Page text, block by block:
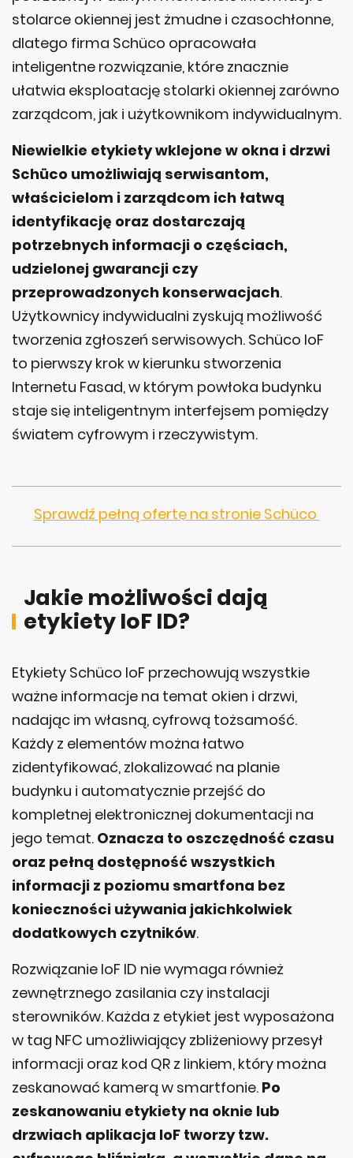
stolarce okiennej jest żmudne i czasochłonne,
dlatego firma Schüco opracowała
inteligentne rozwiązanie, które znacznie
ułatwia eksploatację stolarki okiennej zarówno
zarządcom, jak i użytkownikom indywidualnym.
Niewielkie etykiety wklejone w okna i drzwi
Schüco umożliwiają serwisantom,
właścicielom i zarządcom ich łatwą
identyfikację oraz dostarczają
potrzebnych informacji o częściach,
udzielonej gwarancji czy
przeprowadzonych konserwacjach.
Użytkownicy indywidualni zyskują możliwość
tworzenia zgłoszeń serwisowych. Schüco IoF
to pierwszy krok w kierunku stworzenia
Internetu Fasad, w którym powłoka budynku
staje się inteligentnym interfejsem pomiędzy
światem cyfrowym i rzeczywistym.
Sprawdź pełną ofertę na stronie Schüco
Jakie możliwości dają
etykiety IoF ID?
Etykiety Schüco IoF przechowują wszystkie
ważne informacje na temat okien i drzwi,
nadając im własną, cyfrową tożsamość.
Każdy z elementów można łatwo
zidentyfikować, zlokalizować na planie
budynku i automatycznie przejść do
kompletnej elektronicznej dokumentacji na
jego temat. Oznacza to oszczędność czasu
oraz pełną dostępność wszystkich
informacji z poziomu smartfona bez
konieczności używania jakichkolwiek
dodatkowych czytników.
Rozwiązanie IoF ID nie wymaga również
zewnętrznego zasilania czy instalacji
sterowników. Każda z etykiet jest wyposażona
w tag NFC umożliwiający zbliżeniowy przesył
informacji oraz kod QR z linkiem, który można
zeskanować kamerą w smartfonie. Po
zeskanowaniu etykiety na oknie lub
drzwiach aplikacja IoF tworzy tzw.